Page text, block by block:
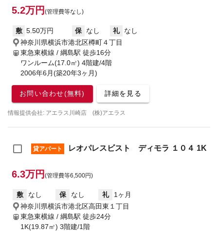
5.2万円 (管理費等なし)
敷 5.50万円 保 なし 礼
なし
神奈川県横浜市港北区樽町４丁目
東急東横線 / 綱島駅 徒歩16分
ワンルーム(17.0㎡) 4階建/4階
2006年6月(築20年3ヶ月)
お問い合わせ(無料) 詳細を見る
情報提供会社: アエラス川崎店 (株)アエラス
貸アパート レオパレスビスト ディモラ １０４ 1K
6.3万円 (管理費等6,500円)
敷 なし 保 なし 礼
1ヶ月
神奈川県横浜市港北区高田東１丁目
東急東横線 / 綱島駅 徒歩24分
1K(19.87㎡) 3階建/1階